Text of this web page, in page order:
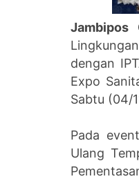
Jambipos
dengan
Expo
Sabtu (04/
Pada
Ulang